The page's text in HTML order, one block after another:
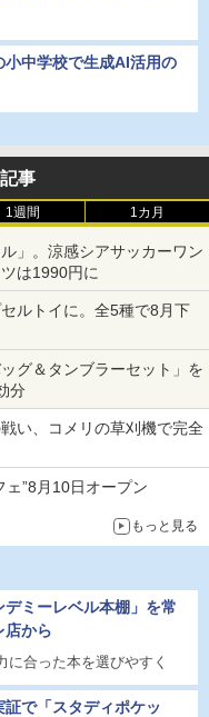
中学校で生成AI活用の
事
1週間 1カ月
」。涼感シアサッカーワン
は1990円に
ルトイに。全5種で8月下
グ＆タンブラーセット」を
分
い、コメリの草刈機で完全
ェ”8月10日オープン
もっと見る
デミーレベル本棚」を常
店から
合った本を選びやすく
で「スタディポケッ